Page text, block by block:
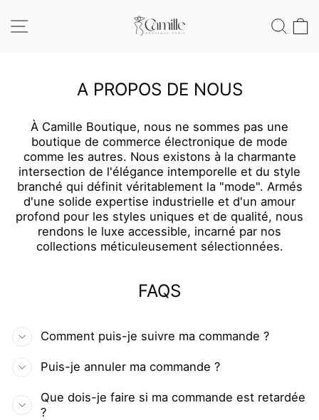
au
contenu
A PROPOS DE NOUS
À Camille Boutique, nous ne sommes pas une
boutique de commerce électronique de mode
comme les autres. Nous existons à la charmante
intersection de l'élégance intemporelle et du style
branché qui définit véritablement la "mode". Armés
d'une solide expertise industrielle et d'un amour
profond pour les styles uniques et de qualité, nous
rendons le luxe accessible, incarné par nos
collections méticuleusement sélectionnées.
FAQS
Comment puis-je suivre ma commande ?
Puis-je annuler ma commande ?
Que dois-je faire si ma commande est retardée
?